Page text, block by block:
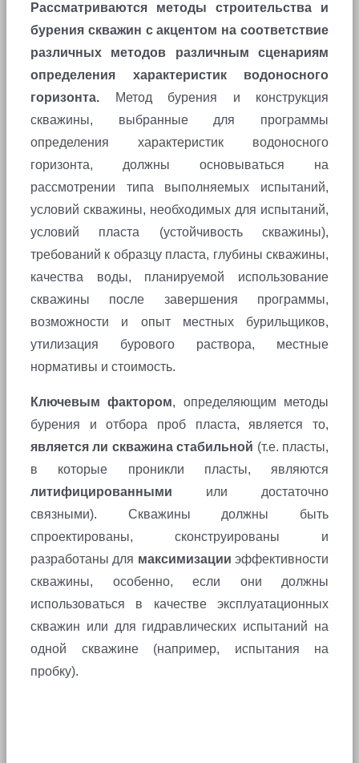
Рассматриваются методы строительства и
бурения скважин с акцентом на соответствие
различных методов различным сценариям
определения характеристик водоносного
горизонта. Метод бурения и конструкция
скважины, выбранные для программы
определения характеристик водоносного
горизонта, должны основываться на
рассмотрении типа выполняемых испытаний,
условий скважины, необходимых для испытаний,
условий пласта (устойчивость скважины),
требований к образцу пласта, глубины скважины,
качества воды, планируемой использование
скважины после завершения программы,
возможности и опыт местных бурильщиков,
утилизация бурового раствора, местные
нормативы и стоимость.
Ключевым фактором, определяющим методы
бурения и отбора проб пласта, является то,
является ли скважина стабильной (т.е. пласты,
в которые проникли пласты, являются
литифицированными или достаточно
связными). Скважины должны быть
спроектированы, сконструированы и
разработаны для максимизации эффективности
скважины, особенно, если они должны
использоваться в качестве эксплуатационных
скважин или для гидравлических испытаний на
одной скважине (например, испытания на
пробку).